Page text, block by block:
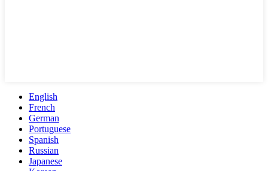
English
French
German
Portuguese
Spanish
Russian
Japanese